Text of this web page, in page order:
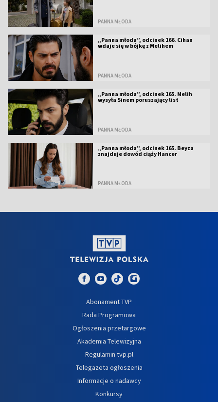
PANNA MŁODA
„Panna młoda”, odcinek 166. Cihan
wdaje się w bójkę z Melihem
PANNA MŁODA
„Panna młoda”, odcinek 165. Melih
wysyła Sinem poruszający list
PANNA MŁODA
„Panna młoda”, odcinek 165. Beyza
znajduje dowód ciąży Hancer
PANNA MŁODA
Abonament TVP
Rada Programowa
Ogłoszenia przetargowe
Akademia Telewizyjna
Regulamin tvp.pl
Telegazeta ogłoszenia
Informacje o nadawcy
Konkursy